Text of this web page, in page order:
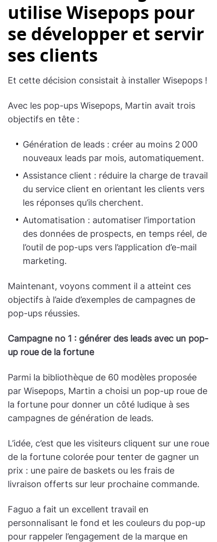
utilise Wisepops pour
se développer et servir
ses clients
Et cette décision consistait à installer Wisepops !
Avec les pop-ups Wisepops, Martin avait trois
objectifs en tête :
Génération de leads : créer au moins 2 000
nouveaux leads par mois, automatiquement.
Assistance client : réduire la charge de travail
du service client en orientant les clients vers
les réponses qu’ils cherchent.
Automatisation : automatiser l’importation
des données de prospects, en temps réel, de
l’outil de pop-ups vers l’application d’e-mail
marketing.
Maintenant, voyons comment il a atteint ces
objectifs à l’aide d’exemples de campagnes de
pop-ups réussies.
Campagne no 1 : générer des leads avec un pop-
up roue de la fortune
Parmi la bibliothèque de 60 modèles proposée
par Wisepops, Martin a choisi un pop-up roue de
la fortune pour donner un côté ludique à ses
campagnes de génération de leads.
L’idée, c’est que les visiteurs cliquent sur une roue
de la fortune colorée pour tenter de gagner un
prix : une paire de baskets ou les frais de
livraison offerts sur leur prochaine commande.
Faguo a fait un excellent travail en
personnalisant le fond et les couleurs du pop-up
pour rappeler l’engagement de la marque en